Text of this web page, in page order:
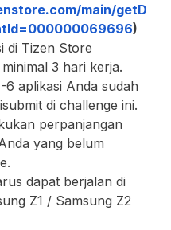
main/getD
)
di Tizen Store
3 hari kerja.
aplikasi Anda sudah
di challenge ini.
perpanjangan
yang belum
dapat berjalan di
Z1 / Samsung Z2